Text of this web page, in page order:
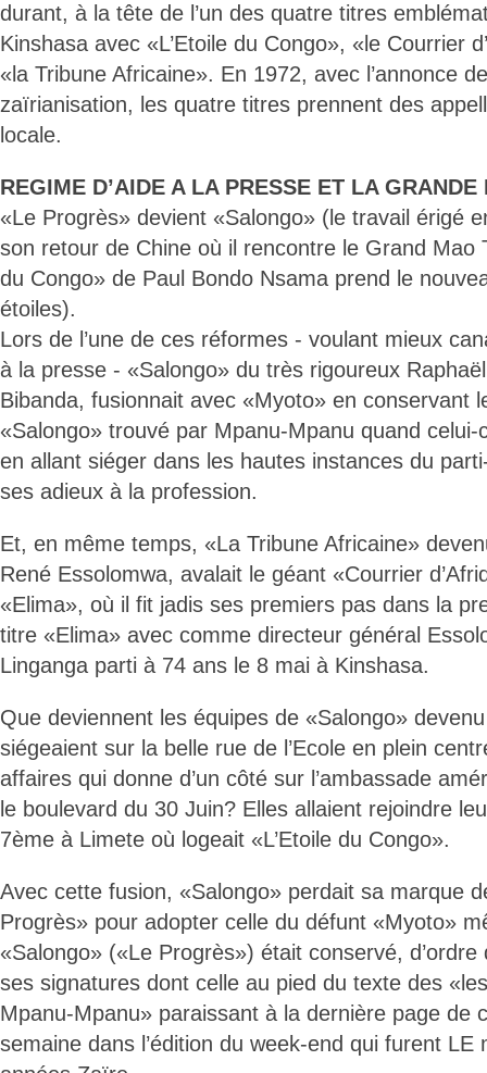
durant, à la tête de l’un des quatre titres
Kinshasa avec «L’Etoile du Congo», «le Courrier
«la Tribune Africaine». En 1972, avec l’annonce
zaïrianisation, les quatre titres prennent des
locale.
REGIME D’AIDE A LA PRESSE ET LA GRANDE
«Le Progrès» devient «Salongo» (le travail érigé
son retour de Chine où il rencontre le Grand Mao
du Congo» de Paul Bondo Nsama prend le
étoiles).
Lors de l’une de ces réformes - voulant mieux
à la presse - «Salongo» du très rigoureux
Bibanda, fusionnait avec «Myoto» en conservant
«Salongo» trouvé par Mpanu-Mpanu quand
en allant siéger dans les hautes instances du
ses adieux à la profession.
Et, en même temps, «La Tribune Africaine»
René Essolomwa, avalait le géant «Courrier
«Elima», où il fit jadis ses premiers pas dans la
titre «Elima» avec comme directeur général
Linganga parti à 74 ans le 8 mai à Kinshasa.
Que deviennent les équipes de «Salongo»
siégeaient sur la belle rue de l’Ecole en plein
affaires qui donne d’un côté sur l’ambassade
le boulevard du 30 Juin? Elles allaient rejoindre
7ème à Limete où logeait «L’Etoile du Congo».
Avec cette fusion, «Salongo» perdait sa marque
Progrès» pour adopter celle du défunt «Myoto»
«Salongo» («Le Progrès») était conservé,
ses signatures dont celle au pied du texte des
Mpanu-Mpanu» paraissant à la dernière page de
semaine dans l’édition du week-end qui furent LE